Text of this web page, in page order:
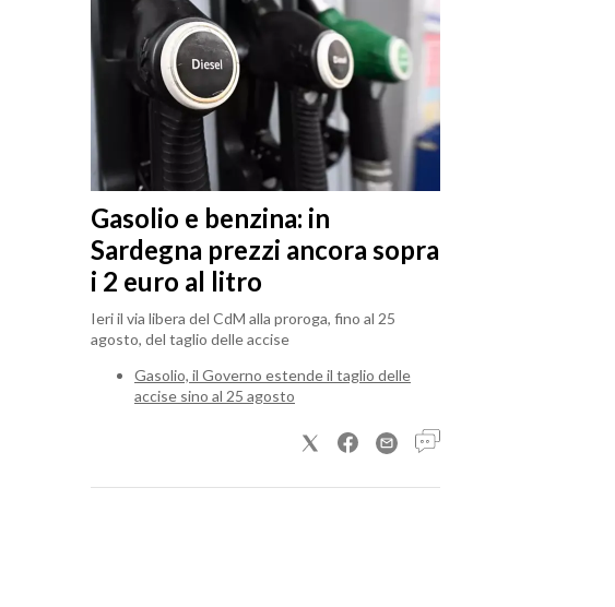
Gasolio e benzina: in
Sardegna prezzi ancora sopra
i 2 euro al litro
Ieri il via libera del CdM alla proroga, fino al 25
agosto, del taglio delle accise
Gasolio, il Governo estende il taglio delle
accise sino al 25 agosto